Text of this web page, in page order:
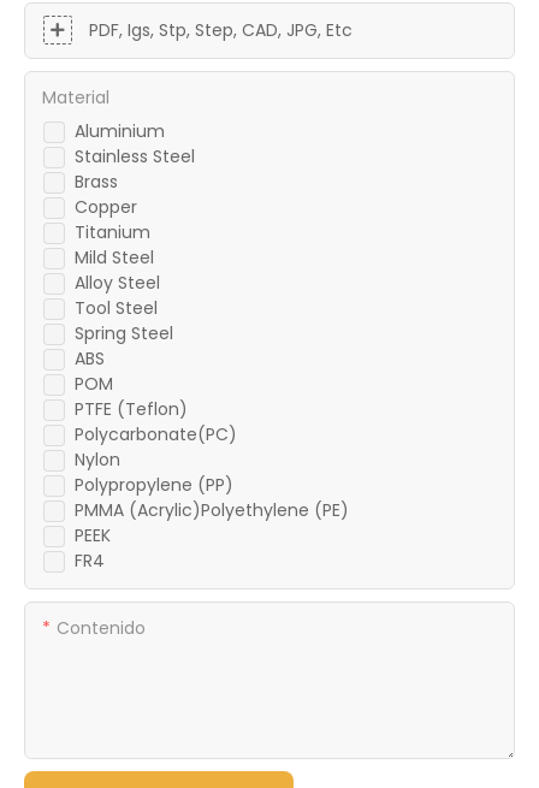
PDF, Igs, Stp, Step, CAD, JPG, Etc
Aluminium
Stainless Steel
Brass
Copper
Titanium
Mild Steel
Alloy Steel
Tool Steel
Spring Steel
ABS
POM
PTFE (Teflon)
Polycarbonate(PC)
Nylon
Polypropylene (PP)
PMMA (Acrylic)Polyethylene (PE)
PEEK
FR4
Material
Contenido